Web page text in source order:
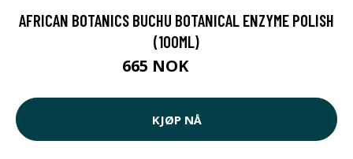
AFRICAN BOTANICS BUCHU BOTANICAL ENZYME POLISH
(100ML)
665 NOK
KJØP NÅ